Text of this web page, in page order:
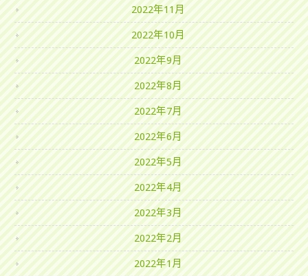
2022年11月
2022年10月
2022年9月
2022年8月
2022年7月
2022年6月
2022年5月
2022年4月
2022年3月
2022年2月
2022年1月